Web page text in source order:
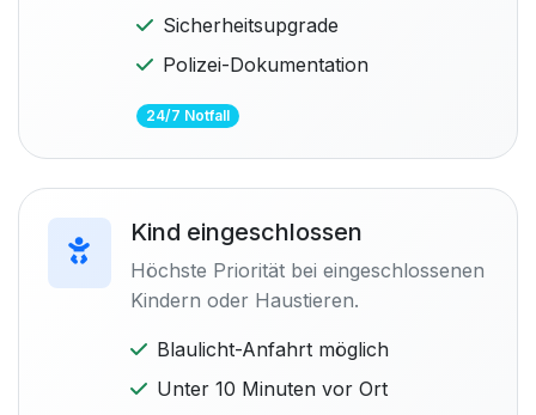
Sicherheitsupgrade
Polizei-Dokumentation
24/7 Notfall
Kind eingeschlossen
Höchste Priorität bei eingeschlossenen
Kindern oder Haustieren.
Blaulicht-Anfahrt möglich
Unter 10 Minuten vor Ort